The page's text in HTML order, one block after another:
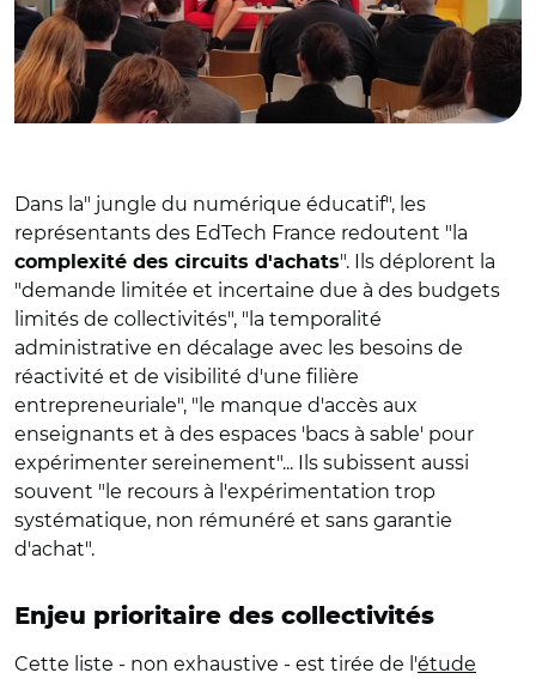
Dans la" jungle du numérique éducatif", les
représentants des EdTech France redoutent "la
complexité des circuits d'achats". Ils déplorent la
"demande limitée et incertaine due à des budgets
limités de collectivités", "la temporalité
administrative en décalage avec les besoins de
réactivité et de visibilité d'une filière
entrepreneuriale", "le manque d'accès aux
enseignants et à des espaces 'bacs à sable' pour
expérimenter sereinement"... Ils subissent aussi
souvent "le recours à l'expérimentation trop
systématique, non rémunéré et sans garantie
d'achat".
Enjeu prioritaire des collectivités
Cette liste - non exhaustive - est tirée de l'étude